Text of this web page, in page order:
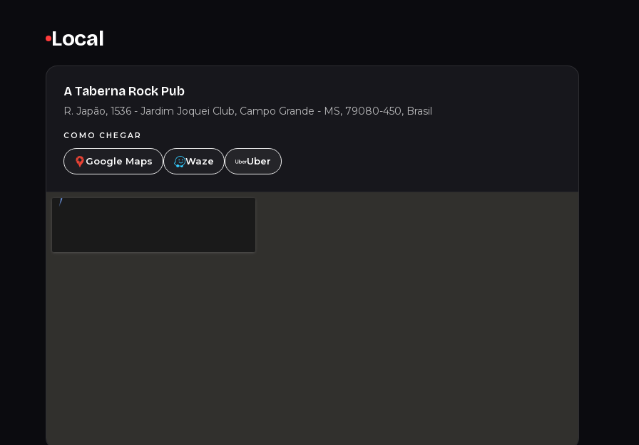
Local
A Taberna Rock Pub
R. Japão, 1536 - Jardim Joquei Club, Campo Grande - MS, 79080-450, Brasil
COMO CHEGAR
Google Maps Waze Uber